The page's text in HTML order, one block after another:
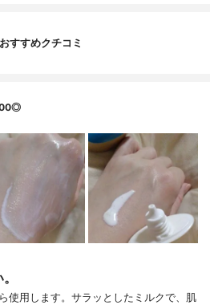
すすめクチコミ
使用します。サラッとしたミルクで、肌